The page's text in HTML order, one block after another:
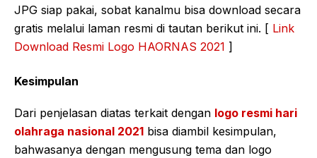
JPG siap pakai, sobat kanalmu bisa download secara
gratis melalui laman resmi di tautan berikut ini. [ Link
Download Resmi Logo HAORNAS 2021 ]
Kesimpulan
Dari penjelasan diatas terkait dengan logo resmi hari
olahraga nasional 2021 bisa diambil kesimpulan,
bahwasanya dengan mengusung tema dan logo